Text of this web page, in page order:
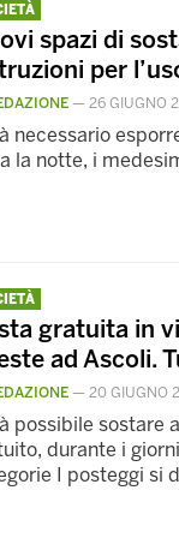
spazi di
per
— 26 GIUGNO
necessario
la notte, i
gratuita in
ad Ascoli.
— 20 GIUGNO
possibile sostare
durante i
I posteggi si